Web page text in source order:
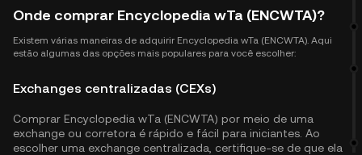
Onde comprar Encyclopedia wTa (ENCWTA)?
Existem várias maneiras de adquirir Encyclopedia wTa (ENCWTA). Aqui
estão algumas das opções mais populares para você escolher:
Exchanges centralizadas (CEXs)
Comprar Encyclopedia wTa (ENCWTA) por meio de uma
exchange ou corretora é rápido e fácil para iniciantes. Ao
escolher uma exchange centralizada, certifique-se de que ela